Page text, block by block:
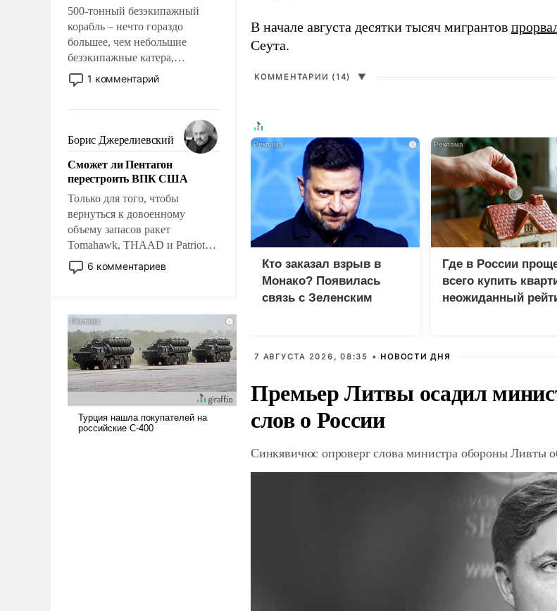
500-тонный безэкипажный
корабль – нечто гораздо
большее, чем небольшие
безэкипажные катера,
применение которых уже
стало обыденностью. Задача по
сложна и амбициозна. Однако
и ее реализация радикально
поднимет наши боевые
возможности.
1 комментарий
Борис Джерелиевский
Сможет ли Пентагон
перестроить ВПК США
Только для того, чтобы
вернуться к довоенному
объему запасов ракет
Tomahawk, THAAD и Patriot
США потребуется более трех
лет. Даже небольшая война с
Сложившаяся ситуация
означает многолетний период
уязвимости США, например,
перед Китаем.
6 комментариев
В начале августа десятки тысяч мигрантов
Сеута.
КОММЕНТАРИИ (14) ▼
i
Кто заказал взрыв в
Монако? Появилась
связь с Зеленским
Где в России
всего купить
неожиданный
7 АВГУСТА 2026, 08:35 • НОВОСТИ ДНЯ
Премьер Литвы осадил
слов о России
Синкявичюс опроверг слова министра обороны Ливты